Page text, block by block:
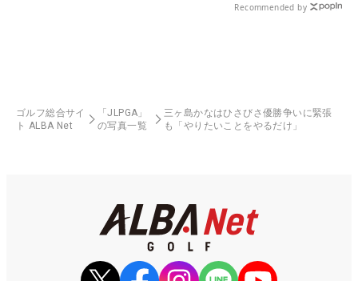
Recommended by
ゴルフ総合サイ
ト ALBA Net
「JLPGA」
の写真一覧
三ヶ島かなはひさびさ優勝争いに緊張
も「やりたいことをやるだけ」